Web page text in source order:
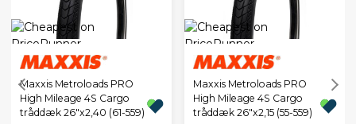
Maxxis Metroloads PRO
High Mileage 4S Cargo
tråddæk 26"x2,40 (61-559)
Maxxis Metroloads PRO
High Mileage 4S Cargo
tråddæk 26"x2,15 (55-559)